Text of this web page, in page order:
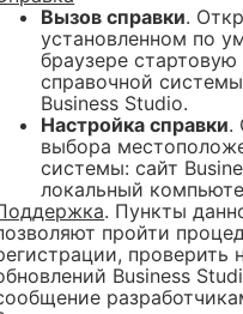
Вызов справки.
установленном по
браузере
справочной
Business Studio.
Настройка справки.
выбора
системы: сайт
локальный
. Пункты
пройти
проверить
Business